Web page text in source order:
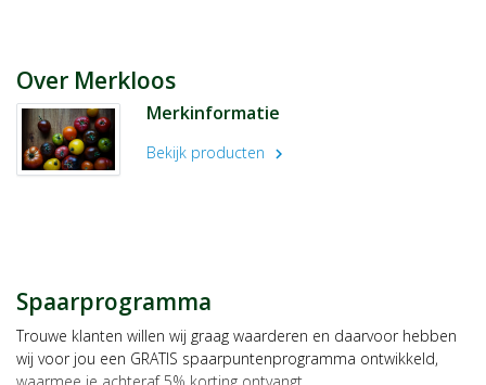
Over Merkloos
Merkinformatie
Bekijk producten chevron_right
Spaarprogramma
Trouwe klanten willen wij graag waarderen en daarvoor hebben
wij voor jou een GRATIS spaarpuntenprogramma ontwikkeld,